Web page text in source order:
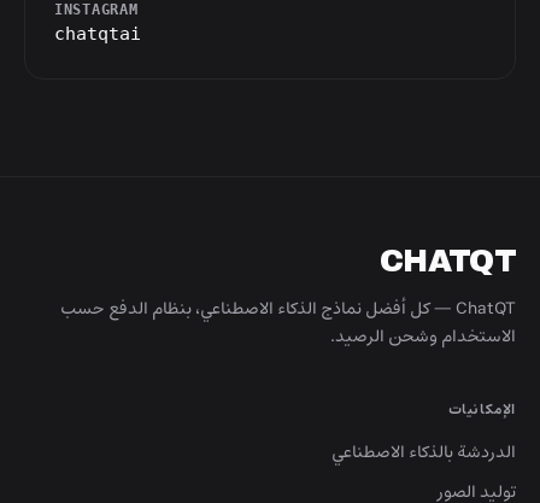
INSTAGRAM
chatqtai
CHATQT
ChatQT — كل أفضل نماذج الذكاء الاصطناعي، بنظام الدفع حسب
الاستخدام وشحن الرصيد.
الإمكانيات
الدردشة بالذكاء الاصطناعي
توليد الصور